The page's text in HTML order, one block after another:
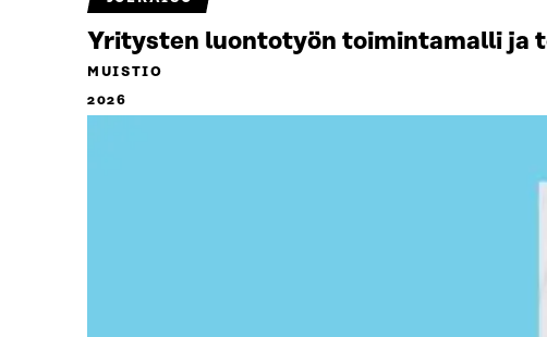
Yritysten luontotyön toimintamalli ja
MUISTIO
2026